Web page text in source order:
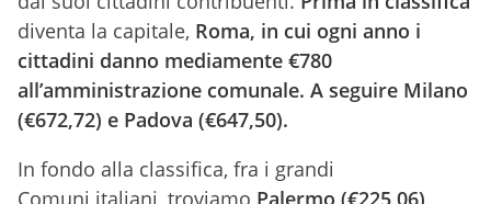
diventa la capitale, Roma, in cui ogni anno i
cittadini danno mediamente €780
all’amministrazione comunale. A seguire Milano
(€672,72) e Padova (€647,50).
In fondo alla classifica, fra i grandi
Comuni italiani, troviamo Palermo (€225,06),